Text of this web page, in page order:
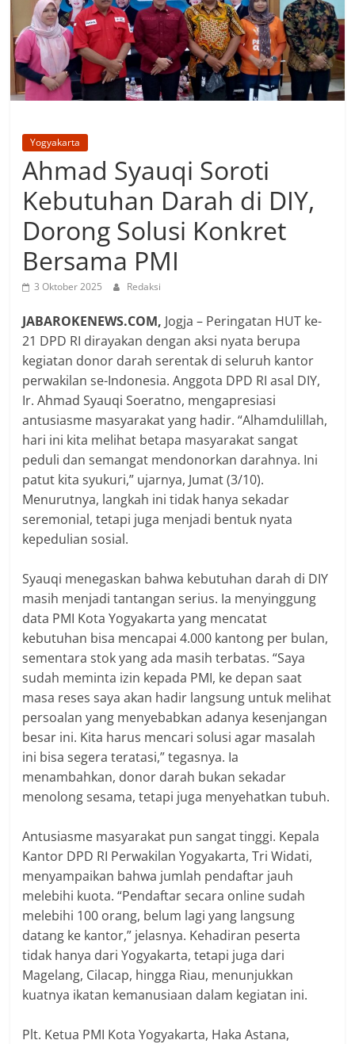
Yogyakarta
Ahmad Syauqi Soroti
Kebutuhan Darah di DIY,
Dorong Solusi Konkret
Bersama PMI
3 Oktober 2025 Redaksi
‎JABAROKENEWS.COM, Jogja – Peringatan HUT ke-
21 DPD RI dirayakan dengan aksi nyata berupa
kegiatan donor darah serentak di seluruh kantor
perwakilan se-Indonesia. Anggota DPD RI asal DIY,
Ir. Ahmad Syauqi Soeratno, mengapresiasi
antusiasme masyarakat yang hadir. “Alhamdulillah,
hari ini kita melihat betapa masyarakat sangat
peduli dan semangat mendonorkan darahnya. Ini
patut kita syukuri,” ujarnya, Jumat (3/10).
Menurutnya, langkah ini tidak hanya sekadar
seremonial, tetapi juga menjadi bentuk nyata
kepedulian sosial.
‎Syauqi menegaskan bahwa kebutuhan darah di DIY
masih menjadi tantangan serius. Ia menyinggung
data PMI Kota Yogyakarta yang mencatat
kebutuhan bisa mencapai 4.000 kantong per bulan,
sementara stok yang ada masih terbatas. “Saya
sudah meminta izin kepada PMI, ke depan saat
masa reses saya akan hadir langsung untuk melihat
persoalan yang menyebabkan adanya kesenjangan
besar ini. Kita harus mencari solusi agar masalah
ini bisa segera teratasi,” tegasnya. Ia
menambahkan, donor darah bukan sekadar
menolong sesama, tetapi juga menyehatkan tubuh.
‎Antusiasme masyarakat pun sangat tinggi. Kepala
Kantor DPD RI Perwakilan Yogyakarta, Tri Widati,
menyampaikan bahwa jumlah pendaftar jauh
melebihi kuota. “Pendaftar secara online sudah
melebihi 100 orang, belum lagi yang langsung
datang ke kantor,” jelasnya. Kehadiran peserta
tidak hanya dari Yogyakarta, tetapi juga dari
Magelang, Cilacap, hingga Riau, menunjukkan
kuatnya ikatan kemanusiaan dalam kegiatan ini.
‎Plt. Ketua PMI Kota Yogyakarta, Haka Astana,